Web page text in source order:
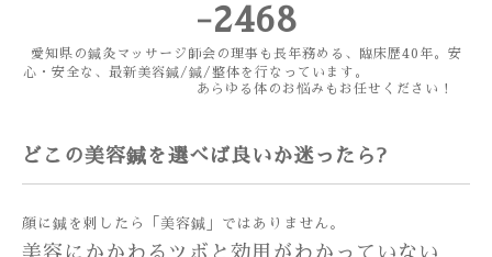
-2468
愛知県の鍼灸マッサージ師会の理事も長年務める、臨床歴40年。安
心・安全な、最新美容鍼/鍼/整体を行なっています。
あらゆる体のお悩みもお任せください！
どこの美容鍼を選べば良いか迷ったら?
顔に鍼を刺したら「美容鍼」ではありません。
美容にかかわるツボと効用がわかっていない